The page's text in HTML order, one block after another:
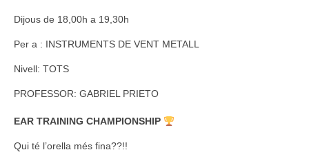
Dijous de 18,00h a 19,30h
Per a : INSTRUMENTS DE VENT METALL
Nivell: TOTS
PROFESSOR: GABRIEL PRIETO
EAR TRAINING CHAMPIONSHIP
Qui té l’orella més fina??!!